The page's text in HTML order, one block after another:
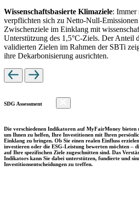
Wissenschaftsbasierte Klimaziele: Immer
verpflichten sich zu Netto-Null-Emissionen
Zwischenziele im Einklang mit
Unterstützung des 1,5°C-Ziels. Der Anteil
validierten Zielen im Rahmen der SBTi
ihre Dekarbonisierung ausrichten.
SDG Assessment
Die verschiedenen Indikatoren auf MyFairMoney bieten
um Ihnen zu helfen, Ihre Investitionen mit Ihren
Einklang zu bringen. Ob Sie einen realen Einfluss
investieren oder die ESG-Leistung bewerten möchten –
auf Ihre spezifischen Ziele zugeschnitten sind. Das
Indikators kann Sie dabei unterstützen, fundierte und
Investitionsentscheidungen zu treffen.